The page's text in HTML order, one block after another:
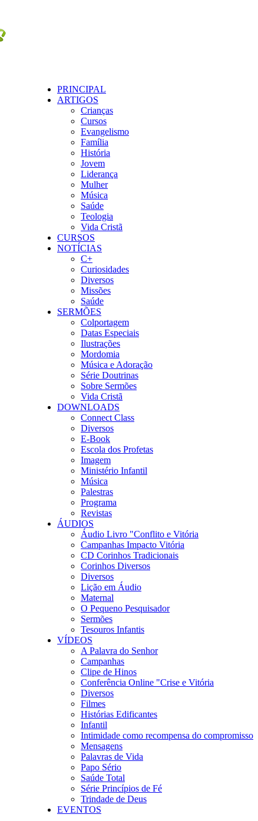
PRINCIPAL
ARTIGOS
Crianças
Cursos
Evangelismo
Família
História
Jovem
Liderança
Mulher
Música
Saúde
Teologia
Vida Cristã
CURSOS
NOTÍCIAS
C+
Curiosidades
Diversos
Missões
Saúde
SERMÕES
Colportagem
Datas Especiais
Ilustrações
Mordomia
Música e Adoração
Série Doutrinas
Sobre Sermões
Vida Cristã
DOWNLOADS
Connect Class
Diversos
E-Book
Escola dos Profetas
Imagem
Ministério Infantil
Música
Palestras
Programa
Revistas
ÁUDIOS
Áudio Livro "Conflito e Vitória
Campanhas Impacto Vitória
CD Corinhos Tradicionais
Corinhos Diversos
Diversos
Lição em Áudio
Maternal
O Pequeno Pesquisador
Sermões
Tesouros Infantis
VÍDEOS
A Palavra do Senhor
Campanhas
Clipe de Hinos
Conferência Online "Crise e Vitória
Diversos
Filmes
Histórias Edificantes
Infantil
Intimidade como recompensa do compromisso
Mensagens
Palavras de Vida
Papo Sério
Saúde Total
Série Princípios de Fé
Trindade de Deus
EVENTOS